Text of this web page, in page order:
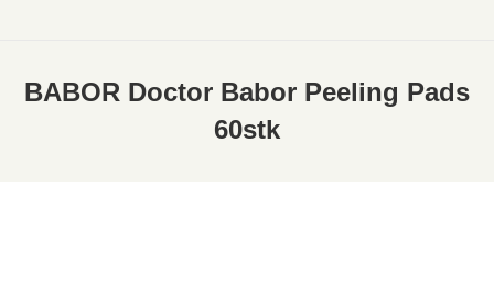
BABOR Doctor Babor Peeling Pads
60stk